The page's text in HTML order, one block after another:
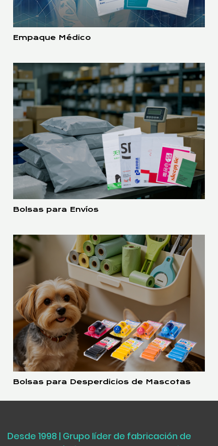
Empaque Médico
Bolsas para Envíos
Bolsas para Desperdicios de Mascotas
Desde 1998 | Grupo líder de fabricación de